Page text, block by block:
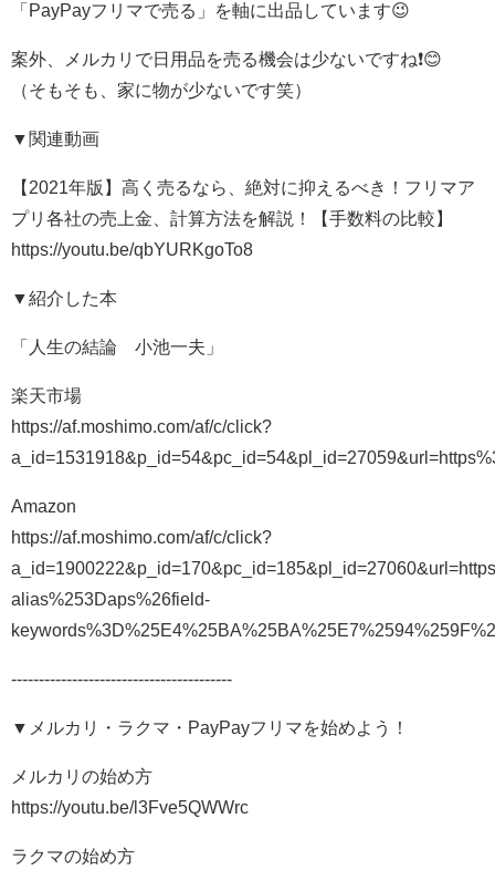
「PayPayフリマで売る」を軸に出品しています😉
案外、メルカリで日用品を売る機会は少ないですね❗️😊
（そもそも、家に物が少ないです笑）
▼関連動画
【2021年版】高く売るなら、絶対に抑えるべき！フリマア
プリ各社の売上金、計算方法を解説！【手数料の比較】
https://youtu.be/qbYURKgoTo8
▼紹介した本
「人生の結論 小池一夫」
楽天市場
https://af.moshimo.com/af/c/click?
Amazon
https://af.moshimo.com/af/c/click?
alias%253Daps%26field-
----------------------------------------
▼メルカリ・ラクマ・PayPayフリマを始めよう！
メルカリの始め方
https://youtu.be/l3Fve5QWWrc
ラクマの始め方